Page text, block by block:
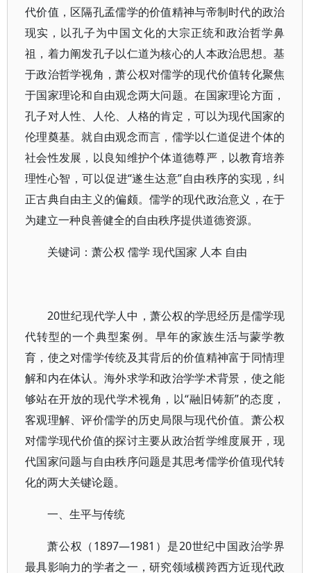
代价值，区隔孔孟儒学的价值精神与帝制时代的政治
现实，以孔子为中国文化的大宗正统和政治哲学鼻
祖，着力阐发孔子以仁道为核心的人本政治思想。基
于政治哲学视角，萧公权对儒学的现代价值转化聚焦
于国家理论和自由观念两大问题。在国家理论方面，
孔子对人性、人伦、人格的肯定，可以为现代国家的
伦理奠基。就自由观念而言，儒学以仁道促进个体的
社会性发展，以良知维护个体道德尊严，以教育培养
理性心智，可以促进“遂生达意”自由秩序的实现，纠
正古典自由主义的偏颇。儒学的现代政治意义，在于
为建立一种良善健全的自由秩序提供道德资源。
关键词：萧公权 儒学 现代国家 人本 自由
20世纪现代学人中，萧公权的学思经历是儒学现
代转型的一个典型案例。早年的家族生活与蒙学教
育，使之对儒学传统及其背后的价值精神富于同情理
解和内在体认。海外求学和政治学学术背景，使之能
够站在开放的现代学术视角，以“融旧铸新”的态度，
客观理解、评价儒学的历史局限与现代价值。萧公权
对儒学现代价值的探讨主要从政治哲学维度展开，现
代国家问题与自由秩序问题是其思考儒学价值现代转
化的两大关键论题。
一、生平与传统
萧公权（1897—1981）是20世纪中国政治学界
最具影响力的学者之一，研究领域横跨西方近现代政